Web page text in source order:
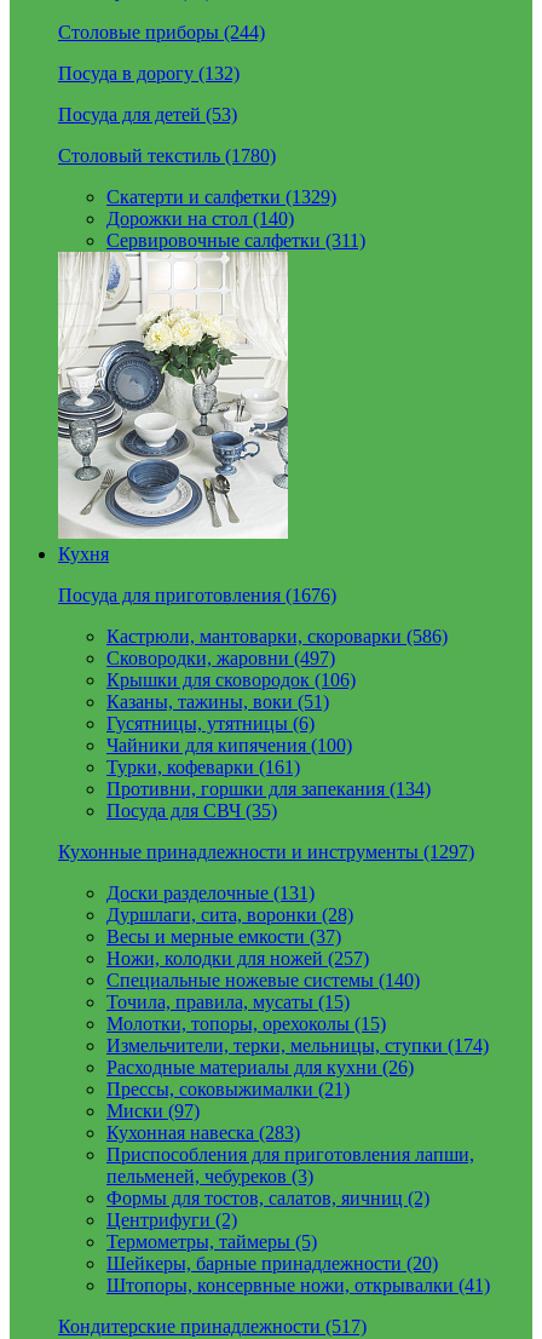
Столовые приборы (244)
Посуда в дорогу (132)
Посуда для детей (53)
Столовый текстиль (1780)
Скатерти и салфетки (1329)
Дорожки на стол (140)
Сервировочные салфетки (311)
Кухня
Посуда для приготовления (1676)
Кастрюли, мантоварки, скороварки (586)
Сковородки, жаровни (497)
Крышки для сковородок (106)
Казаны, тажины, воки (51)
Гусятницы, утятницы (6)
Чайники для кипячения (100)
Турки, кофеварки (161)
Противни, горшки для запекания (134)
Посуда для СВЧ (35)
Кухонные принадлежности и инструменты (1297)
Доски разделочные (131)
Дуршлаги, сита, воронки (28)
Весы и мерные емкости (37)
Ножи, колодки для ножей (257)
Специальные ножевые системы (140)
Точила, правила, мусаты (15)
Молотки, топоры, орехоколы (15)
Измельчители, терки, мельницы, ступки (174)
Расходные материалы для кухни (26)
Прессы, соковыжималки (21)
Миски (97)
Кухонная навеска (283)
Приспособления для приготовления лапши,
пельменей, чебуреков (3)
Формы для тостов, салатов, яичниц (2)
Центрифуги (2)
Термометры, таймеры (5)
Шейкеры, барные принадлежности (20)
Штопоры, консервные ножи, открывалки (41)
Кондитерские принадлежности (517)